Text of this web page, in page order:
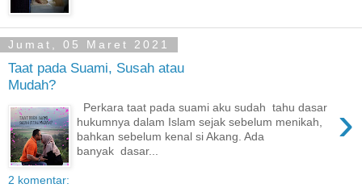
Jumat, 05 Maret 2021
Taat pada Suami, Susah atau
Mudah?
›
Perkara taat pada suami aku sudah tahu dasar
hukumnya dalam Islam sejak sebelum menikah,
bahkan sebelum kenal si Akang. Ada
banyak dasar...
2 komentar: